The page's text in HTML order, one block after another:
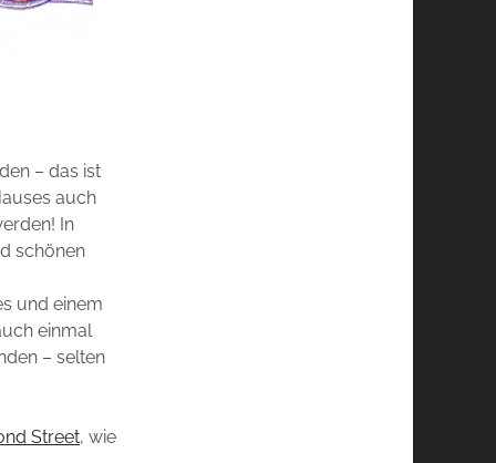
– das ist
auch
In
schönen
und einem
einmal
– selten
Street, wie